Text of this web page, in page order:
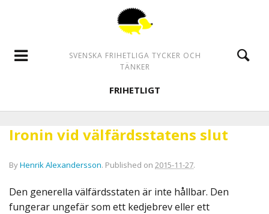
SVENSKA FRIHETLIGA TYCKER OCH
TÄNKER
FRIHETLIGT
Ironin vid välfärdsstatens slut
ByHenrik Alexandersson. Published on 2015-11-27.
Den generella välfärdsstaten är inte hållbar. Den
fungerar ungefär som ett kedjebrev eller ett